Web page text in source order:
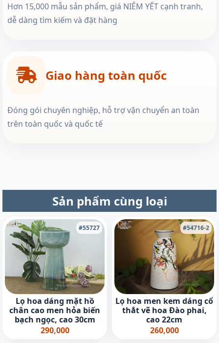
Hơn 15,000 mẫu sản phẩm, giá NIÊM YẾT cạnh tranh,
dễ dàng tìm kiếm và đặt hàng
Giao hàng toàn quốc
Đóng gói chuyên nghiệp, hỗ trợ vận chuyển an toàn
trên toàn quốc và quốc tế
Sản phẩm cùng loại
#55727
Lọ hoa dáng mặt hồ
chân cao men hỏa biến
bạch ngọc, cao 30cm
290,000
#54716-2
Lọ hoa men kem dáng cổ
thắt vẽ hoa Đào phai,
cao 22cm
260,000